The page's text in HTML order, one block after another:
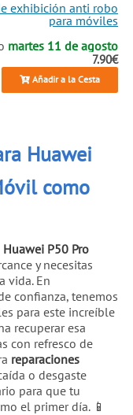
exhibición anti robo
para móviles
martes 11 de agosto
7.90€
Añadir a la Cesta
Huawei
como
Huawei P50 Pro
y necesitas
vida. En
confianza, tenemos
para este increíble
recuperar esa
con refresco de
reparaciones
o desgaste
para que tu
el primer día. 📱